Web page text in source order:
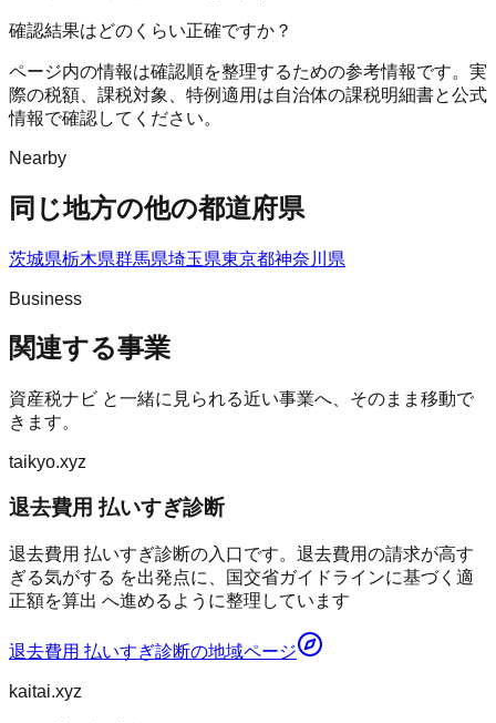
確認結果はどのくらい正確ですか？
ページ内の情報は確認順を整理するための参考情報です。実
際の税額、課税対象、特例適用は自治体の課税明細書と公式
情報で確認してください。
Nearby
同じ地方の他の都道府県
茨城県栃木県群馬県埼玉県東京都神奈川県
Business
関連する事業
資産税ナビ と一緒に見られる近い事業へ、そのまま移動で
きます。
taikyo.xyz
退去費用 払いすぎ診断
退去費用 払いすぎ診断の入口です。退去費用の請求が高す
ぎる気がする を出発点に、国交省ガイドラインに基づく適
正額を算出 へ進めるように整理しています
退去費用 払いすぎ診断の地域ページ
kaitai.xyz